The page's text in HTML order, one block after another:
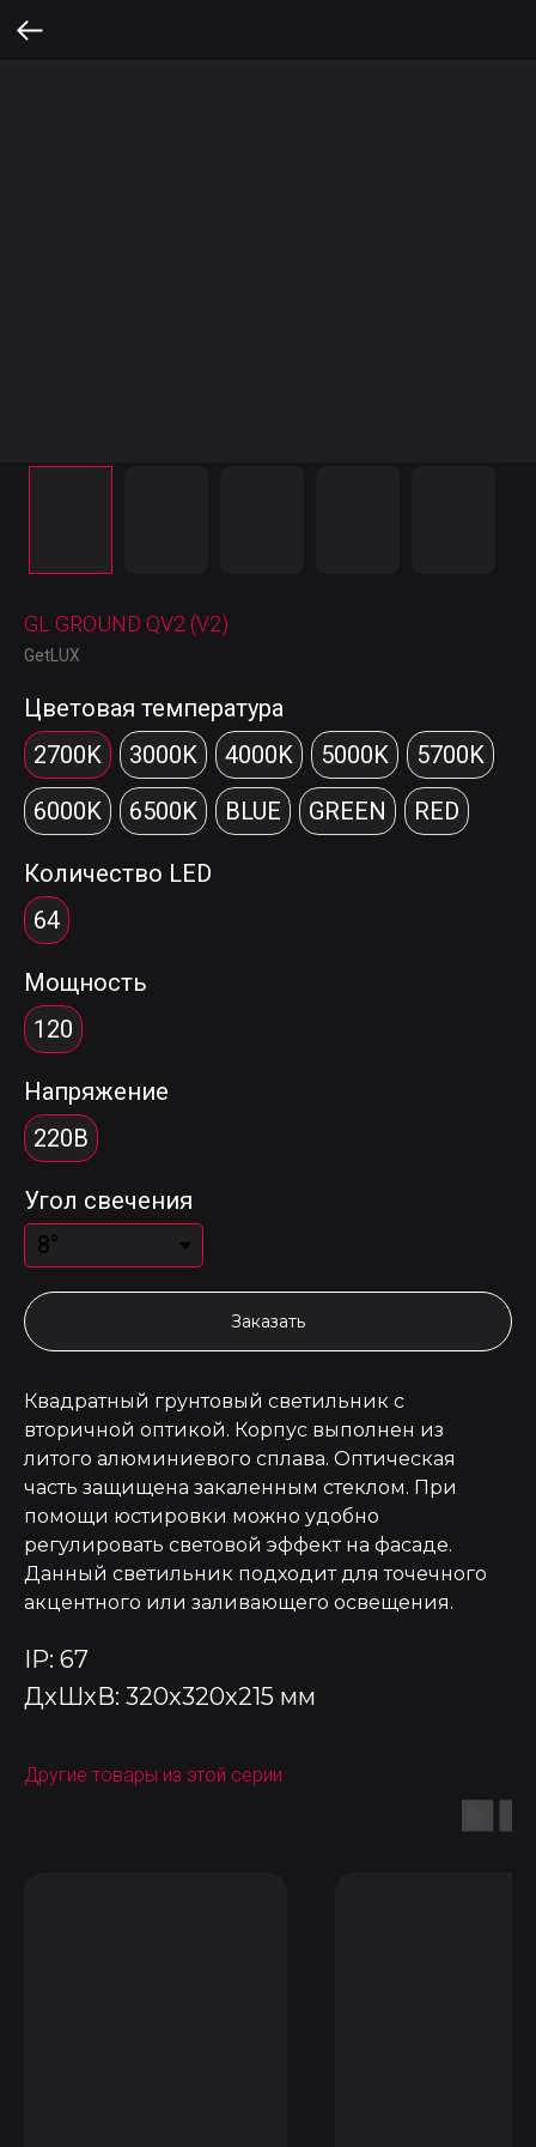
GL GROUND QV2 (V2)
GetLUX
Цветовая температура
2700K
3000K 4000K 5000K
5700K
6000K
6500K BLUE GREEN RED
Количество LED
64
Мощность
120
Напряжение
220В
Угол свечения
Заказать
Квадратный грунтовый светильник с
вторичной оптикой. Корпус выполнен из
литого алюминиевого сплава. Оптическая
часть защищена закаленным стеклом. При
помощи юстировки можно удобно
регулировать световой эффект на фасаде.
Данный светильник подходит для точечного
акцентного или заливающего освещения.
IP: 67
ДxШxВ: 320x320x215 мм
Другие товары из этой серии